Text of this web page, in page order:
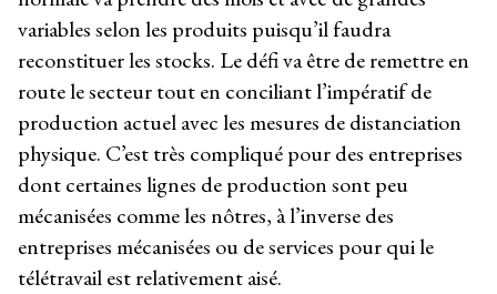
variables selon les produits puisqu’il faudra
reconstituer les stocks. Le défi va être de remettre en
route le secteur tout en conciliant l’impératif de
production actuel avec les mesures de distanciation
physique. C’est très compliqué pour des entreprises
dont certaines lignes de production sont peu
mécanisées comme les nôtres, à l’inverse des
entreprises mécanisées ou de services pour qui le
télétravail est relativement aisé.